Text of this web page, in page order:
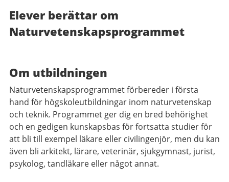
Elever berättar om
Naturvetenskapsprogrammet
Om utbildningen
Naturvetenskapsprogrammet förbereder i första
hand för högskoleutbildningar inom naturvetenskap
och teknik. Programmet ger dig en bred behörighet
och en gedigen kunskapsbas för fortsatta studier för
att bli till exempel läkare eller civilingenjör, men du kan
även bli arkitekt, lärare, veterinär, sjukgymnast, jurist,
psykolog, tandläkare eller något annat.